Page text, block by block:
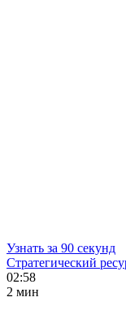
Узнать за 90 секунд
Стратегический
02:58
2 мин